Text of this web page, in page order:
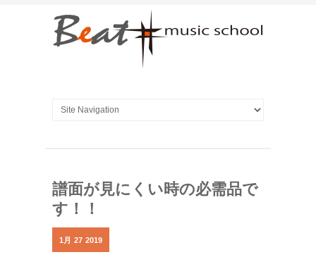
譜面が見にくい時の必需品で
す！！
1月 27 2019